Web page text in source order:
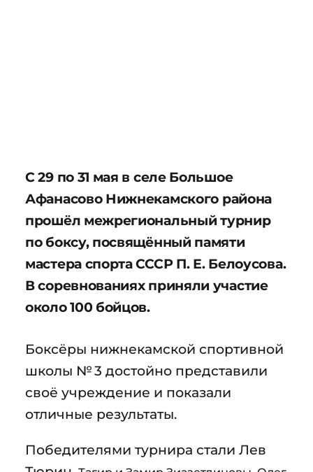
С 29 по 31 мая в селе Большое
Афанасово Нижнекамского района
прошёл межрегиональный турнир
по боксу, посвящённый памяти
мастера спорта СССР П. Е. Белоусова.
В соревнованиях приняли участие
около 100 бойцов.
Боксёры нижнекамской спортивной
школы № 3 достойно представили
своё учреждение и показали
отличные результаты.
Победителями турнира стали Лев